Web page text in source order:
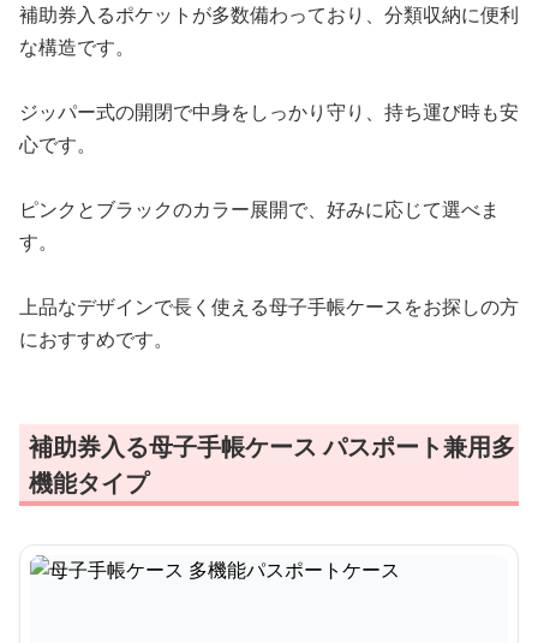
補助券入るポケットが多数備わっており、分類収納に便利
な構造です。
ジッパー式の開閉で中身をしっかり守り、持ち運び時も安
心です。
ピンクとブラックのカラー展開で、好みに応じて選べま
す。
上品なデザインで長く使える母子手帳ケースをお探しの方
におすすめです。
補助券入る母子手帳ケース パスポート兼用多
機能タイプ